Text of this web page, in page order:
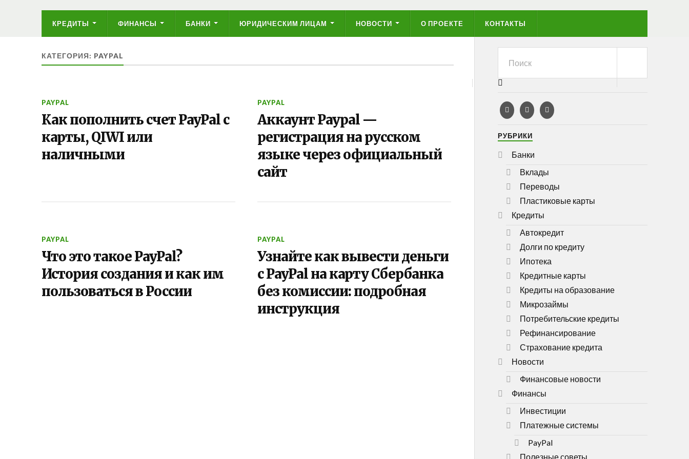
КРЕДИТЫ ФИНАНСЫ БАНКИ ЮРИДИЧЕСКИМ ЛИЦАМ НОВОСТИ О ПРОЕКТЕ КОНТАКТЫ
КАТЕГОРИЯ: PAYPAL
PAYPAL
Как пополнить счет PayPal с
карты, QIWI или
наличными
PAYPAL
Аккаунт Paypal —
регистрация на русском
языке через официальный
сайт
PAYPAL
Что это такое PayPal?
История создания и как им
пользоваться в России
PAYPAL
Узнайте как вывести деньги
с PayPal на карту Сбербанка
без комиссии: подробная
инструкция
РУБРИКИ
Банки
Вклады
Переводы
Пластиковые карты
Кредиты
Автокредит
Долги по кредиту
Ипотека
Кредитные карты
Кредиты на образование
Микрозаймы
Потребительские кредиты
Рефинансирование
Страхование кредита
Новости
Финансовые новости
Финансы
Инвестиции
Платежные системы
PayPal
Полезные советы